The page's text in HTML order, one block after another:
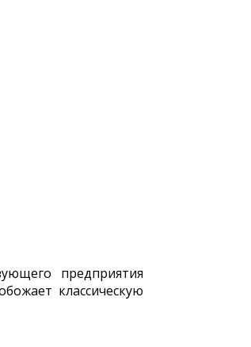
предприятия
классическую